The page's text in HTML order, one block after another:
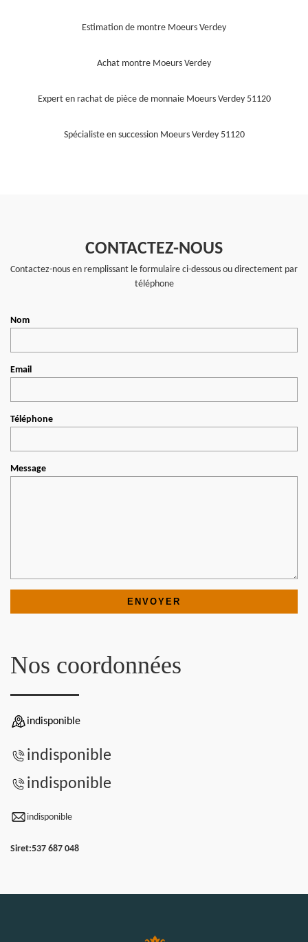
Estimation de montre Moeurs Verdey
Achat montre Moeurs Verdey
Expert en rachat de pièce de monnaie Moeurs Verdey 51120
Spécialiste en succession Moeurs Verdey 51120
CONTACTEZ-NOUS
Contactez-nous en remplissant le formulaire ci-dessous ou directement par
téléphone
Nom
Email
Téléphone
Message
Nos coordonnées
indisponible
indisponible
indisponible
indisponible
Siret:537 687 048